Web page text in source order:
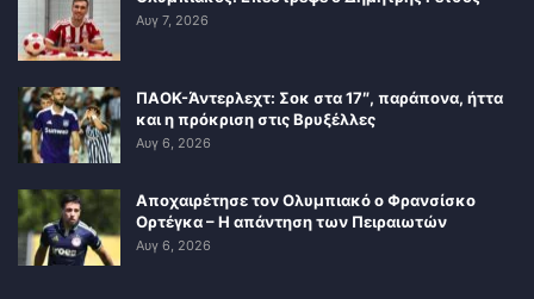
Αυγ 7, 2026
ΠΑΟΚ-Άντερλεχτ: Σοκ στα 17″, παράπονα, ήττα
και η πρόκριση στις Βρυξέλλες
Αυγ 6, 2026
Αποχαιρέτησε τον Ολυμπιακό ο Φρανσίσκο
Ορτέγκα – Η απάντηση των Πειραιωτών
Αυγ 6, 2026